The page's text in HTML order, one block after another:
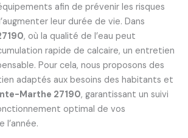
afin de prévenir les risques
leur durée de vie. Dans
, où la qualité de l’eau peut
rapide de calcaire, un entretien
Pour cela, nous proposons des
adaptés aux besoins des habitants et
Marthe 27190, garantissant un suivi
optimal de vos